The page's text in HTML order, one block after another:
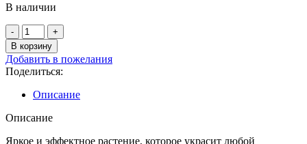
В наличии
Количество
товара
Целозия
Высокая
смесь
гребенчатая/
Сем
Алт/
0,1
В корзину
Добавить в пожелания
Поделиться:
Описание
Описание
Яркое и эффектное растение, которое украсит любой